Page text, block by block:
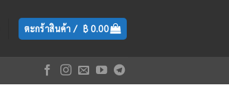
ตะกร้าสินค้า / ฿0.00